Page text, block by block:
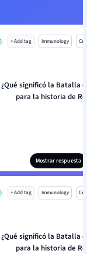
+ Add tag Immunology
¿Qué significó la Batalla
para la historia de
Mostrar respuesta
+ Add tag Immunology
¿Qué significó la Batalla
para la historia de